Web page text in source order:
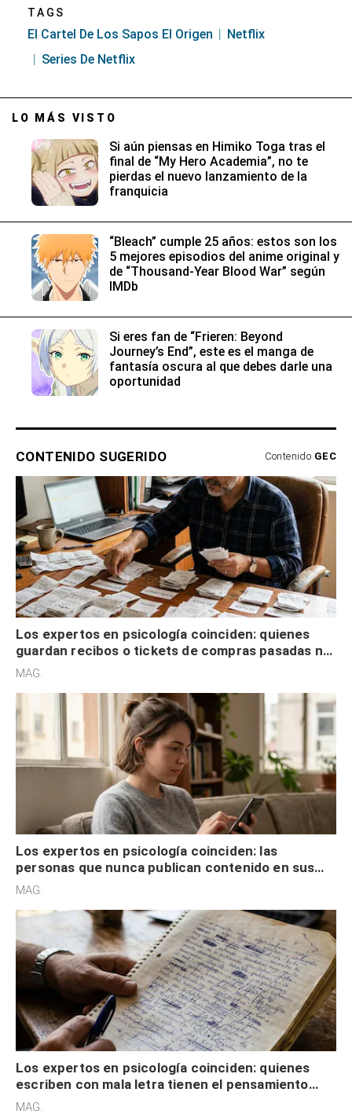
TAGS
El Cartel De Los Sapos El Origen
Netflix
Series De Netflix
LO MÁS VISTO
Si aún piensas en Himiko Toga tras el
final de “My Hero Academia”, no te
pierdas el nuevo lanzamiento de la
franquicia
“Bleach” cumple 25 años: estos son los
5 mejores episodios del anime original y
de “Thousand-Year Blood War” según
IMDb
Si eres fan de “Frieren: Beyond
Journey’s End”, este es el manga de
fantasía oscura al que debes darle una
oportunidad
CONTENIDO SUGERIDO Contenido GEC
Los expertos en psicología coinciden: quienes
guardan recibos o tickets de compras pasadas no
son acumuladores, sino que tienen necesidad de
MAG.
Los expertos en psicología coinciden: las
personas que nunca publican contenido en sus
redes sociales no pretenden buscar validación
MAG.
Los expertos en psicología coinciden: quienes
escriben con mala letra tienen el pensamiento
acelerado y no lo hacen por desinterés
MAG.